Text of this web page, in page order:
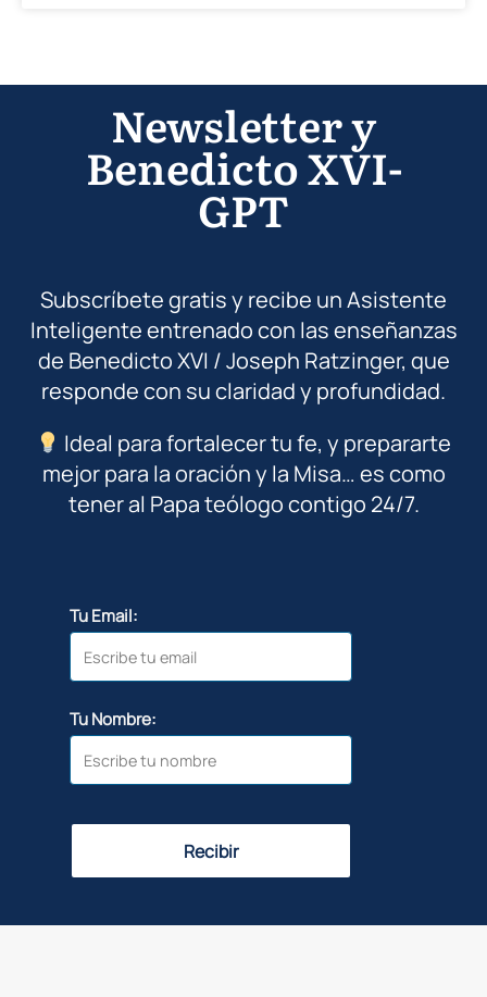
Newsletter y
Benedicto XVI-
GPT
Subscríbete gratis y recibe un Asistente
Inteligente entrenado con las enseñanzas
de Benedicto XVI / Joseph Ratzinger, que
responde con su claridad y profundidad.
Ideal para fortalecer tu fe, y prepararte
mejor para la oración y la Misa… es como
tener al Papa teólogo contigo 24/7.
Tu Email:
Tu Nombre:
Recibir